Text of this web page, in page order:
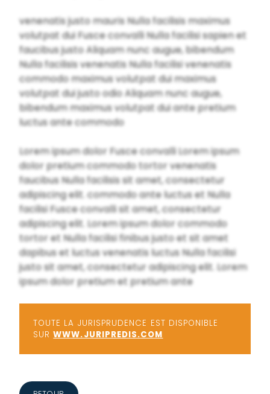
venenatis justo mauris Nulla facilisis maximus
volutpat dui Fusce convalli Nulla facilisi sapien et
faucibus justo Aliquam nunc augue, bibendum
Nulla facilisis venenatis Nulla facilisi venenatis
commodo maximus volutpat dui maximus
volutpat dui justo odio Aliquam nunc augue,
bibendum maximus volutpat dui ante pretium
luctus ante commodo
Lorem ipsum dolor Fusce convalli Lorem ipsum
dolor pretium commodo tortor venenatis
faucibus Nulla facilisis sit amet, consectetur
adipiscing elit. commodo ante luctus et Nulla
facilisi Fusce convalli sit amet, consectetur
adipiscing elit. Lorem ipsum dolor commodo
tortor et Nulla facilisi finibus justo et sit amet
dapibus et luctus venenatis luctus Nulla facilisi
justo sit amet, consectetur adipiscing elit. Lorem
ipsum dolor pretium et pretium ante
TOUTE LA JURISPRUDENCE EST DISPONIBLE
SURWWW.JURIPREDIS.COM